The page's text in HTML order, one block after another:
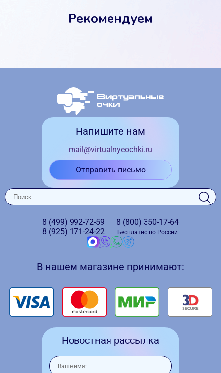
Рекомендуем
Напишите нам
mail@virtualnyeochki.ru
Отправить письмо
8 (499) 992-72-59
8 (925) 171-24-22
8 (800) 350-17-64
Бесплатно по России
В нашем магазине принимают:
Новостная рассылка